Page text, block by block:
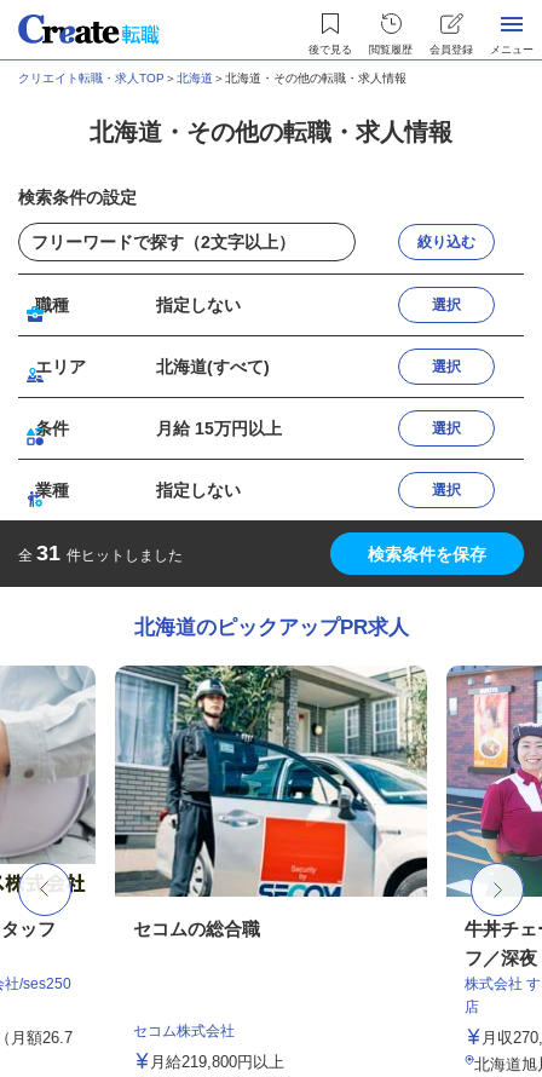
後で見る 閲覧履歴 会員登録 メニュー
クリエイト転職・求人TOP ＞北海道 ＞北海道・その他の転職・求人情報
北海道・その他の転職・求人情報
検索条件の設定
絞り込む
職種 指定しない 選択
エリア 北海道(すべて) 選択
条件 月給 15万円以上 選択
業種 指定しない 選択
全 31 件ヒットしました 検索条件を保存
北海道のピックアップPR求人
ッフ
社/ses250
月額26.7
セコムの総合職
セコム株式会社
月給219,800円以上
牛丼チェ
フ／深夜
株式会社
店
月収
北海道旭